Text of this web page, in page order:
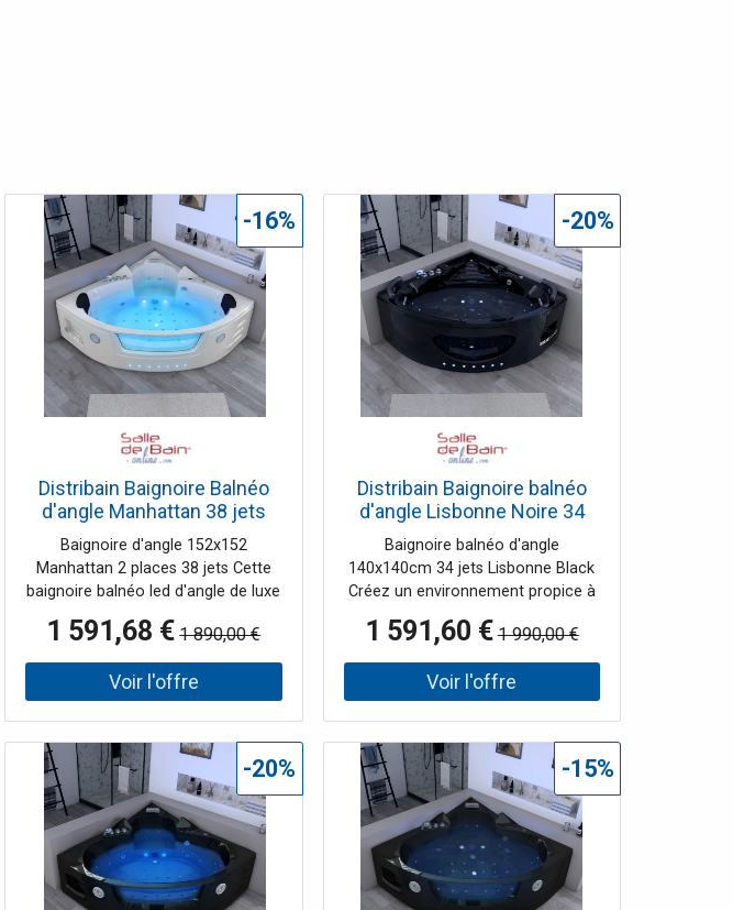
Distribain Baignoire Balnéo
d'angle Manhattan 38 jets
Whirlpool
Baignoire d'angle 152x152
Manhattan 2 places 38 jets Cette
baignoire balnéo led d'angle de luxe
massages intenses et efficaces
pour un bien-être total. Sa barre
d'appui blanche et ses leds en
façade lui donnent un style
rangement de cette baignoire
balnéo à led vous permet de garder
vos produits de toilettes ou
serviettes toujours à portée de
main !
1 591,68 € 1 890,00 €
-16%
Distribain Baignoire balnéo
d'angle Lisbonne Noire 34
jets Whirlpool
Baignoire balnéo d'angle
140x140cm 34 jets Lisbonne Black
Créez un environnement propice à
cette baignoire d'angle pour 2
personnes. Très pratique, cette
baignoire balnéo LISBONNE
s'intégrera facilement dans votre
taille. Installez-vous
confortablement dans l'une des
deux places de cette baignoire
balnéo d'angle de 140x140 cm et
profitez d'une séance balnéo à
domicile avec les 34 jets massants.
Ceux-ci sont répartis en fond de
1 591,60 € 1 990,00 €
-20%
-20% -15%